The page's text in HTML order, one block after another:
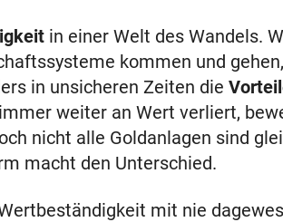
in einer Welt des Wandels.
kommen und
in unsicheren Zeiten die
weiter an Wert verliert,
nicht alle Goldanlagen sind
macht den Unterschied.
mit nie